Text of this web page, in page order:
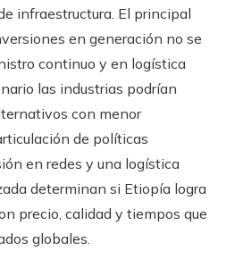
infraestructura. El principal
en generación no se
continuo y en logística
las industrias podrían
con menor
de políticas
en redes y una logística
determinan si Etiopía logra
precio, calidad y tiempos que
globales.